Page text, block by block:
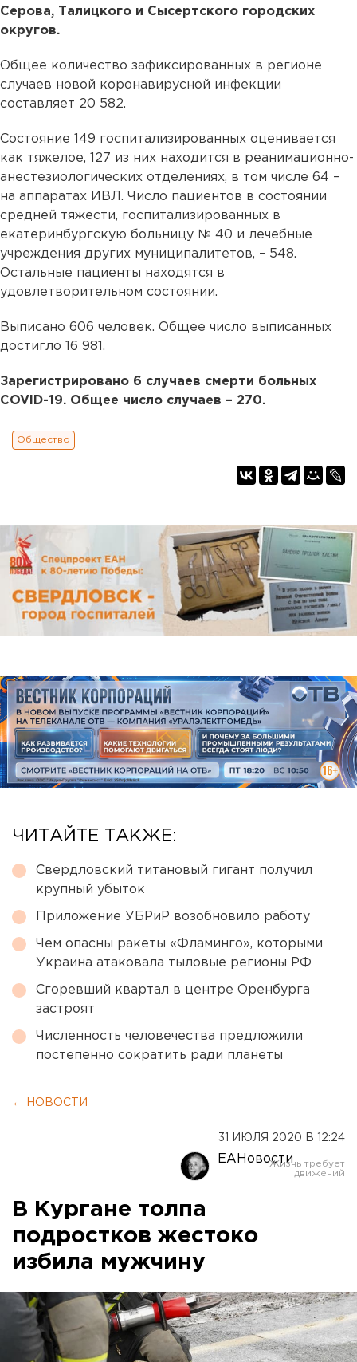
Серова, Талицкого и Сысертского городских
округов.
Общее количество зафиксированных в регионе
случаев новой коронавирусной инфекции
составляет 20 582.
Состояние 149 госпитализированных оценивается
как тяжелое, 127 из них находится в реанимационно-
анестезиологических отделениях, в том числе 64 –
на аппаратах ИВЛ. Число пациентов в состоянии
средней тяжести, госпитализированных в
екатеринбургскую больницу № 40 и лечебные
учреждения других муниципалитетов, – 548.
Остальные пациенты находятся в
удовлетворительном состоянии.
Выписано 606 человек. Общее число выписанных
достигло 16 981.
Зарегистрировано 6 случаев смерти больных
COVID-19. Общее число случаев – 270.
Общество
ЧИТАЙТЕ ТАКЖЕ:
Свердловский титановый гигант получил
крупный убыток
Приложение УБРиР возобновило работу
Чем опасны ракеты «Фламинго», которыми
Украина атаковала тыловые регионы РФ
Сгоревший квартал в центре Оренбурга
застроят
Численность человечества предложили
постепенно сократить ради планеты
← НОВОСТИ
31 ИЮЛЯ 2020 В 12:24
ЕАНовости
В Кургане толпа
подростков жестоко
избила мужчину